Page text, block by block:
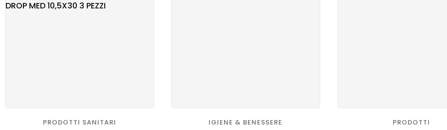
PRODOTTI SANITARI IGIENE & BENESSERE PRODOTTI